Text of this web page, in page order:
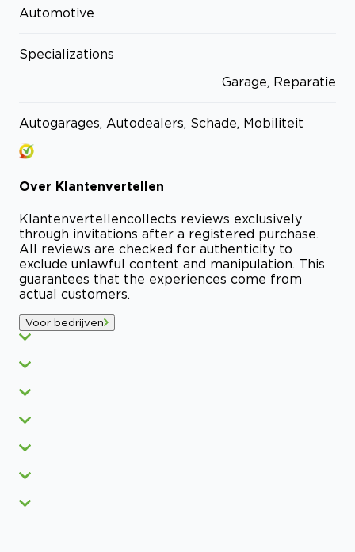
Automotive
Specializations
Garage, Reparatie
Autogarages, Autodealers, Schade, Mobiliteit
Over Klantenvertellen
Klantenvertellencollects reviews exclusively
through invitations after a registered purchase.
All reviews are checked for authenticity to
exclude unlawful content and manipulation. This
guarantees that the experiences come from
actual customers.
Voor bedrijven